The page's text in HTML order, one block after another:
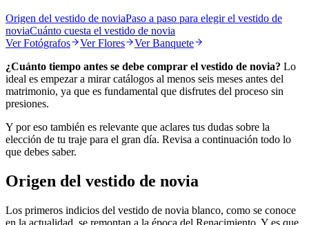
Origen del vestido de noviaPaso a paso para elegir el vestido de
noviaCuánto cuesta el vestido de novia
VerFotógrafos VerFlores VerBanquete
¿Cuánto tiempo antes se debe comprar el vestido de novia? Lo
ideal es empezar a mirar catálogos al menos seis meses antes del
matrimonio, ya que es fundamental que disfrutes del proceso sin
presiones.
Y por eso también es relevante que aclares tus dudas sobre la
elección de tu traje para el gran día. Revisa a continuación todo lo
que debes saber.
Origen del vestido de novia
Los primeros indicios del vestido de novia blanco, como se conoce
en la actualidad, se remontan a la época del Renacimiento. Y es que